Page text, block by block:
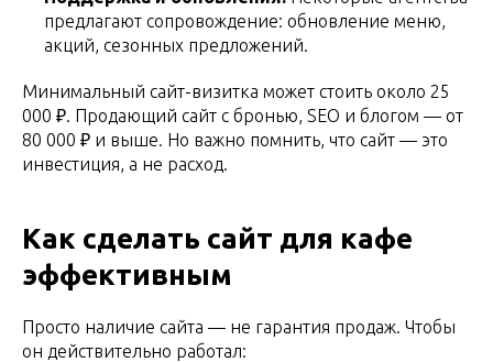
предлагают сопровождение: обновление меню,
акций, сезонных предложений.
Минимальный сайт-визитка может стоить около 25
000 ₽. Продающий сайт с бронью, SEO и блогом — от
80 000 ₽ и выше. Но важно помнить, что сайт — это
инвестиция, а не расход.
Как сделать сайт для кафе
эффективным
Просто наличие сайта — не гарантия продаж. Чтобы
он действительно работал: